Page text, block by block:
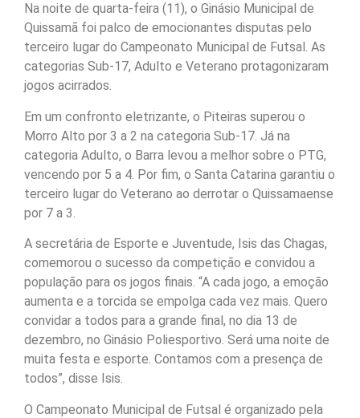
Na noite de quarta-feira (11), o Ginásio Municipal de
Quissamã foi palco de emocionantes disputas pelo
terceiro lugar do Campeonato Municipal de Futsal. As
categorias Sub-17, Adulto e Veterano protagonizaram
jogos acirrados.
Em um confronto eletrizante, o Piteiras superou o
Morro Alto por 3 a 2 na categoria Sub-17. Já na
categoria Adulto, o Barra levou a melhor sobre o PTG,
vencendo por 5 a 4. Por fim, o Santa Catarina garantiu o
terceiro lugar do Veterano ao derrotar o Quissamaense
por 7 a 3.
A secretária de Esporte e Juventude, Isis das Chagas,
comemorou o sucesso da competição e convidou a
população para os jogos finais. “A cada jogo, a emoção
aumenta e a torcida se empolga cada vez mais. Quero
convidar a todos para a grande final, no dia 13 de
dezembro, no Ginásio Poliesportivo. Será uma noite de
muita festa e esporte. Contamos com a presença de
todos”, disse Isis.
O Campeonato Municipal de Futsal é organizado pela